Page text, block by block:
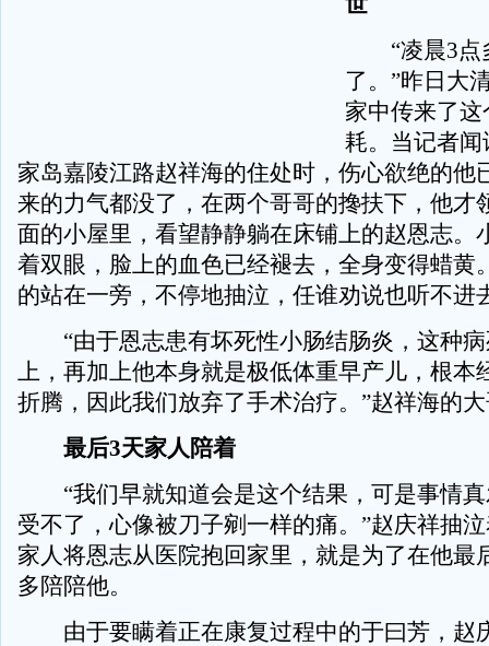
“凌晨3点
了。”昨日大
家中传来了
耗。当记者
家岛嘉陵江路赵祥海的住处时，伤心欲绝的他
来的力气都没了，在两个哥哥的搀扶下，他才
面的小屋里，看望静静躺在床铺上的赵恩志。
着双眼，脸上的血色已经褪去，全身变得蜡黄
的站在一旁，不停地抽泣，任谁劝说也听不进
“由于恩志患有坏死性小肠结肠炎，这种病
上，再加上他本身就是极低体重早产儿，根本
折腾，因此我们放弃了手术治疗。”赵祥海的
最后3天家人陪着
“我们早就知道会是这个结果，可是事情真
受不了，心像被刀子剜一样的痛。”赵庆祥抽
家人将恩志从医院抱回家里，就是为了在他最
多陪陪他。
由于要瞒着正在康复过程中的于曰芳，赵